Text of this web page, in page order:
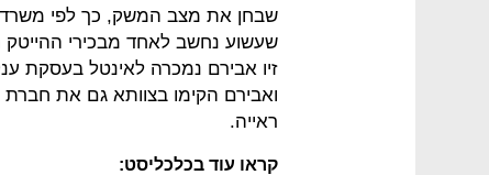
שבחן את מצב המשק, כך לפי
שעשוע נחשב לאחד מבכירי ההייטק
ואבירם הקימו בצוותא גם את
ראייה.
קראו עוד בכלכליסט: